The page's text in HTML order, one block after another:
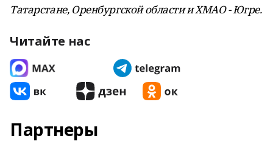
Татарстане, Оренбургской области и ХМАО - Югре.
Читайте нас
Партнеры